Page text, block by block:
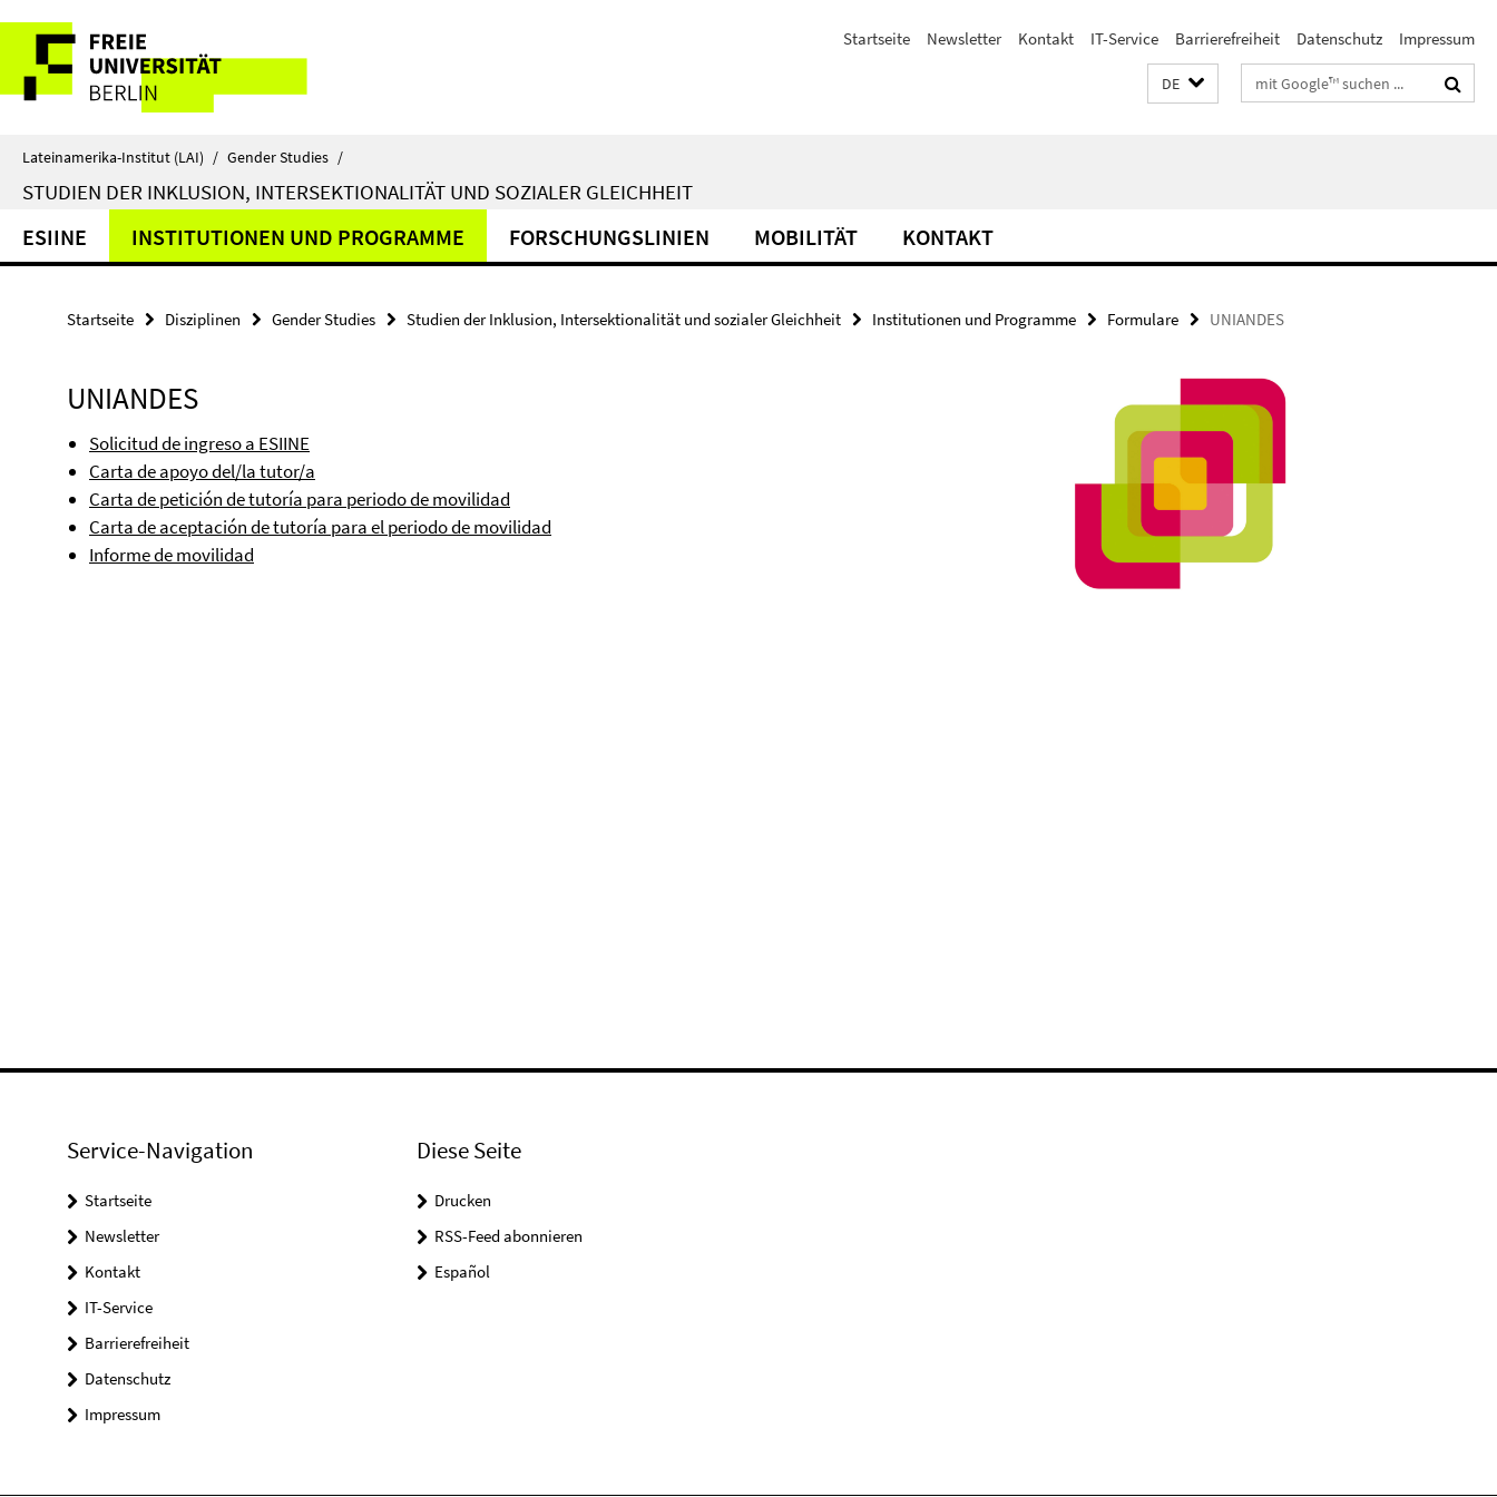
direkt
Inhalt
Service-
Navigation
Startseite Newsletter Kontakt IT-Service Barrierefreiheit Datenschutz Impressum
DE Suchbegriffe
Lateinamerika-Institut (LAI) / Gender Studies /
STUDIEN DER INKLUSION, INTERSEKTIONALITÄT UND SOZIALER GLEICHHEIT
ESIINE INSTITUTIONEN UND PROGRAMME FORSCHUNGSLINIEN MOBILITÄT KONTAKT
Startseite Disziplinen Gender Studies Studien der Inklusion, Intersektionalität und sozialer Gleichheit Institutionen und Programme Formulare UNIANDES
UNIANDES
Solicitud de ingreso a ESIINE
Carta de apoyo del/la tutor/a
Carta de petición de tutoría para periodo de movilidad
Carta de aceptación de tutoría para el periodo de movilidad
Informe de movilidad
Service-Navigation
Startseite
Newsletter
Kontakt
IT-Service
Barrierefreiheit
Datenschutz
Impressum
Diese Seite
Drucken
RSS-Feed abonnieren
Español